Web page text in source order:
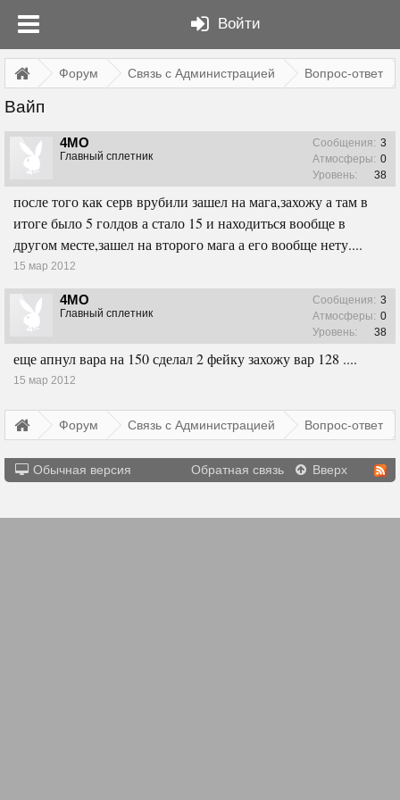
Войти
Форум Связь с Администрацией Вопрос-ответ
Вайп
4MO
Главный сплетник
Сообщения: 3
Атмосферы: 0
Уровень:
38
после того как серв врубили зашел на мага,захожу а там в
итоге было 5 голдов а стало 15 и находиться вообще в
другом месте,зашел на второго мага а его вообще нету....
15 мар 2012
4MO
Главный сплетник
Сообщения: 3
Атмосферы: 0
Уровень:
38
еще апнул вара на 150 сделал 2 фейку захожу вар 128 ....
15 мар 2012
Форум Связь с Администрацией Вопрос-ответ
Обычная версия Обратная связь Вверх